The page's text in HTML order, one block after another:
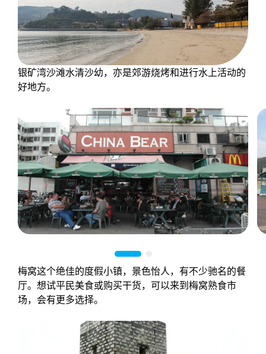
银矿湾沙滩水清沙幼，亦是郊游烧烤和进行水上活动的
好地方。
梅窝这个绝佳的度假小镇，景色怡人，有不少驰名的餐
厅。想试平民美食或购买干货，可以来到梅窝熟食市
场，会有更多选择。